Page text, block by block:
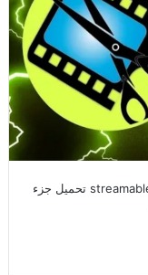
تحميل اي جزء من اي فيديو على النت – موقع streamable تحميل جزء